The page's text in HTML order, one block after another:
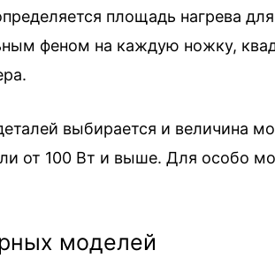
площадь нагрева
феном на каждую ножку,
выбирается и величина
от 100 Вт и выше. Для особо
моделей